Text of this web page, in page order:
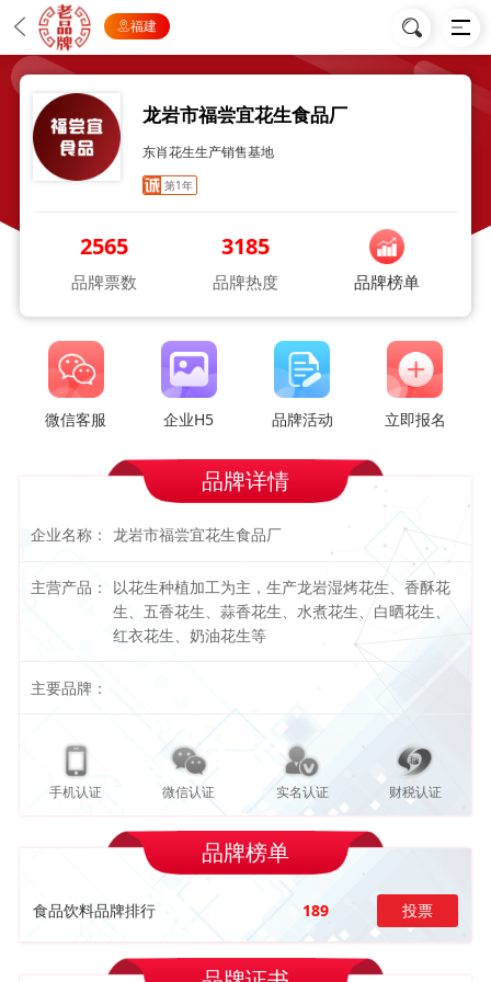
福建
龙岩市福尝宜花生食品厂
东肖花生生产销售基地
第1年
2565
品牌票数
3185
品牌热度 品牌榜单
微信客服 企业H5 品牌活动 立即报名
品牌详情
企业名称： 龙岩市福尝宜花生食品厂
主营产品：
以花生种植加工为主，生产龙岩湿烤花生、香酥花
生、五香花生、蒜香花生、水煮花生、白晒花生、
红衣花生、奶油花生等
主要品牌：
手机认证 微信认证 实名认证 财税认证
品牌榜单
食品饮料品牌排行 189 投票